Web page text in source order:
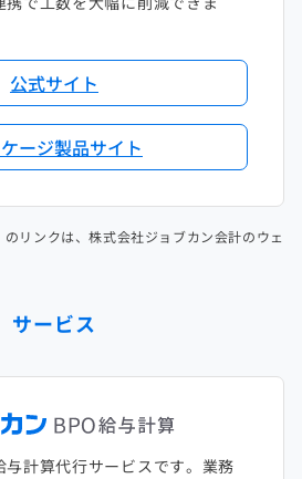
公式サイト
ージ製品サイト
リンクは、株式会社ジョブカン会計のウェ
サービス
計算代行サービスです。業務